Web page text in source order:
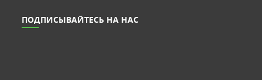
ПОДПИСЫВАЙТЕСЬ НА НАС